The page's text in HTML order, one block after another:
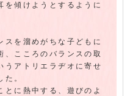
を傾けようとするように
を溜めがちな子どもに
、こころのバランスの取
うアトリエラヂオに寄せ
た。
に熱中する、遊びのよ